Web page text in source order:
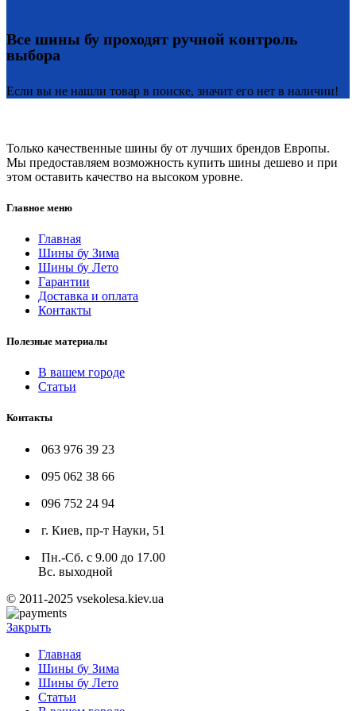
Все шины бу проходят ручной контроль
выбора
Если вы не нашли товар в поиске, значит его нет в наличии!
Только качественные шины бу от лучших брендов Европы.
Мы предоставляем возможность купить шины дешево и при
этом оставить качество на высоком уровне.
Главное меню
Главная
Шины бу Зима
Шины бу Лето
Гарантии
Доставка и оплата
Контакты
Полезные материалы
В вашем городе
Статьи
Контакты
063 976 39 23
095 062 38 66
096 752 24 94
г. Киев, пр-т Науки, 51
Пн.-Сб. с 9.00 до 17.00
Вс. выходной
© 2011-2025 vsekolesa.kiev.ua
Закрыть
Главная
Шины бу Зима
Шины бу Лето
Статьи